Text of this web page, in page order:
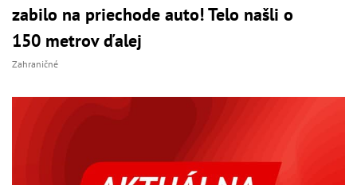
zabilo na priechode auto! Telo našli o
150 metrov ďalej
Zahraničné